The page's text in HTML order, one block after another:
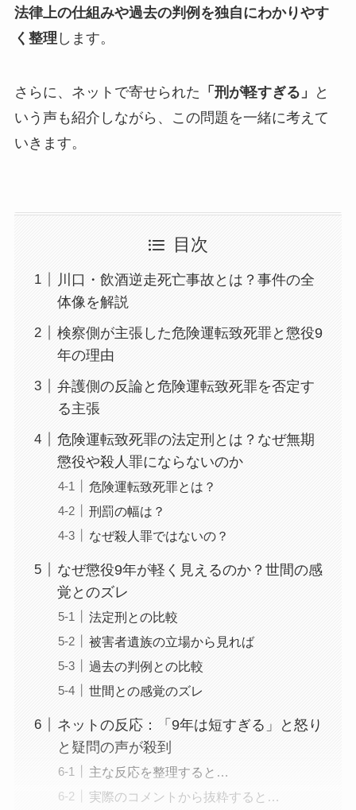
法律上の仕組みや過去の判例を独自にわかりやす
く整理 します。
さらに、ネットで寄せられた 「刑が軽すぎる」
と
いう声も紹介しながら、この問題を一緒に考えて
いきます。
目次
川口・飲酒逆走死亡事故とは？事件の全
体像を解説
検察側が主張した危険運転致死罪と懲役9
年の理由
弁護側の反論と危険運転致死罪を否定す
る主張
危険運転致死罪の法定刑とは？なぜ無期
懲役や殺人罪にならないのか
危険運転致死罪とは？
刑罰の幅は？
なぜ殺人罪ではないの？
なぜ懲役9年が軽く見えるのか？世間の感
覚とのズレ
法定刑との比較
被害者遺族の立場から見れば
過去の判例との比較
世間との感覚のズレ
ネットの反応：「9年は短すぎる」と怒り
と疑問の声が殺到
主な反応を整理すると…
実際のコメントから抜粋すると…